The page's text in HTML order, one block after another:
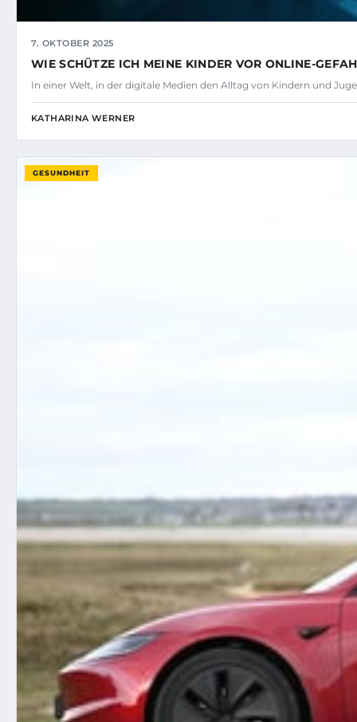
7. OKTOBER 2025
WIE SCHÜTZE ICH MEINE KINDER VOR ONLINE-
In einer Welt, in der digitale Medien den Alltag von Kindern und
KATHARINA WERNER
GESUNDHEIT